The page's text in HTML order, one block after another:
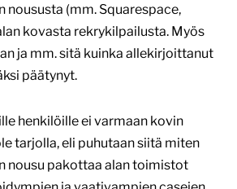
noususta (mm. Squarespace,
kovasta rekrykilpailusta. Myös
ja mm. sitä kuinka allekirjoittanut
päätynyt.
henkilöille ei varmaan kovin
tarjolla, eli puhutaan siitä miten
nousu pakottaa alan toimistot